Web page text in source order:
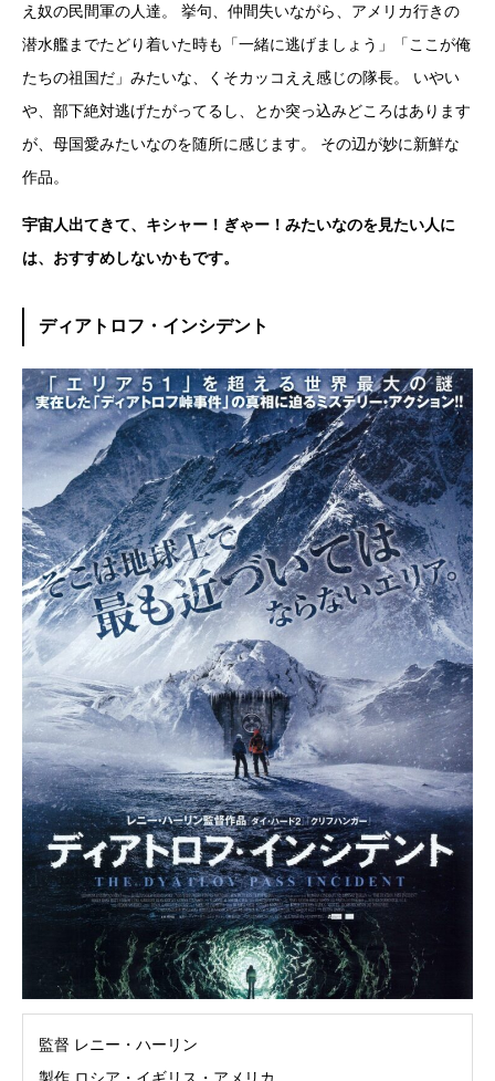
え奴の民間軍の人達。 挙句、仲間失いながら、アメリカ行きの
潜水艦までたどり着いた時も「一緒に逃げましょう」「ここが俺
たちの祖国だ」みたいな、くそカッコええ感じの隊長。 いやい
や、部下絶対逃げたがってるし、とか突っ込みどころはあります
が、母国愛みたいなのを随所に感じます。 その辺が妙に新鮮な
作品。
宇宙人出てきて、キシャー！ぎゃー！みたいなのを見たい人に
は、おすすめしないかもです。
ディアトロフ・インシデント
監督 レニー・ハーリン